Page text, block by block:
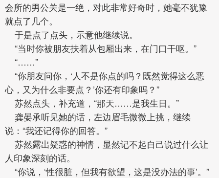
会所的男公关是一绝，对此非常好奇时，她毫不犹豫
就点了几个。
于是点了点头，示意他继续说。
“当时你被朋友扶着从包厢出来，在门口干呕。”
“……”
“你朋友问你，‘人不是你点的吗？既然觉得这么恶
心，又为什么非要点？’你还有印象吗？”
苏然点头，补充道，“那天……是我生日。”
龚晏承听见她的话，左边眉毛微微上挑，继续
说：“我还记得你的回答。”
苏然露出疑惑的神情，显然记不起自己说过什么让
人印象深刻的话。
“你说，‘性很脏，但我有欲望，这是没办法的事’。”